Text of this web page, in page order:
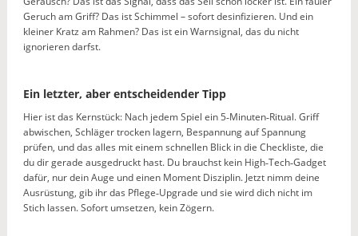
Geruch am Griff? Das ist Schimmel – sofort desinfizieren. Und ein
kleiner Kratz am Rahmen? Das ist ein Warnsignal, das du nicht
ignorieren darfst.
Ein letzter, aber entscheidender Tipp
Hier ist das Kernstück: Nach jedem Spiel ein 5‑Minuten‑Ritual. Griff
abwischen, Schläger trocken lagern, Bespannung auf Spannung
prüfen, und das alles mit einem schnellen Blick in die Checkliste, die
du dir gerade ausgedruckt hast. Du brauchst kein High‑Tech‑Gadget
dafür, nur dein Auge und einen Moment Disziplin. Jetzt nimm deine
Ausrüstung, gib ihr das Pflege‑Upgrade und sie wird dich nicht im
Stich lassen. Sofort umsetzen, kein Zögern.